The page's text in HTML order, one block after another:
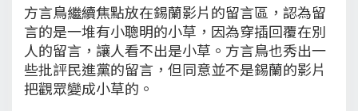
方言鳥繼續焦點放在錫蘭影片的留言區，認為留
言的是一堆有小聰明的小草，因為穿插回覆在別
人的留言，讓人看不出是小草。方言鳥也秀出一
些批評民進黨的留言，但同意並不是錫蘭的影片
把觀眾變成小草的。